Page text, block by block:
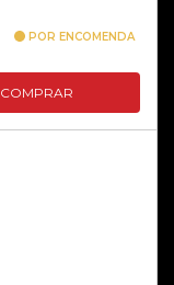
POR ENCOMENDA
COMPRAR